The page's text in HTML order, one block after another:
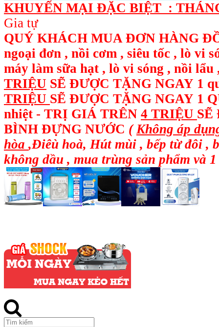
KHUYẾN MẠI ĐẶC BIỆT :
Gia tự
QUÝ KHÁCH MUA ĐƠN HÀNG
ngoại đơn , nồi cơm , siêu tốc , lò vi
máy làm sữa hạt , lò vi sóng , nồi
TRIỆU SẼ ĐƯỢC TẶNG NGAY 1
TRIỆU SẼ ĐƯỢC TẶNG NGAY 1
nhiệt - TRỊ GIÁ TRÊN 4 TRIỆU SẼ
BÌNH ĐỰNG NƯỚC (Không áp
hòa ,Điêù hoà, Hút mùi , bếp từ đôi ,
không dầu , mua trùng sản phẩm và